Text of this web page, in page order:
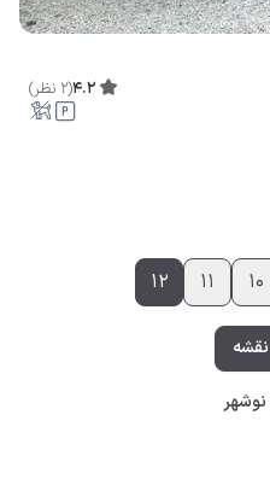
4.2
(
2 نظر)
10
11
12
نقشه